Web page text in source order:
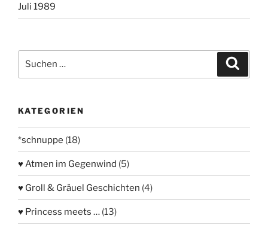
Juli 1989
nach:
KATEGORIEN
*schnuppe (18)
♥ Atmen im Gegenwind (5)
♥ Groll & Gräuel Geschichten (4)
♥ Princess meets … (13)